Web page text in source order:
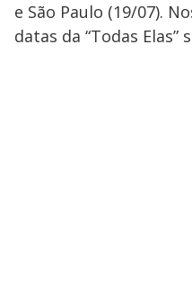
e São Paulo (19/07).
datas da “Todas Elas”